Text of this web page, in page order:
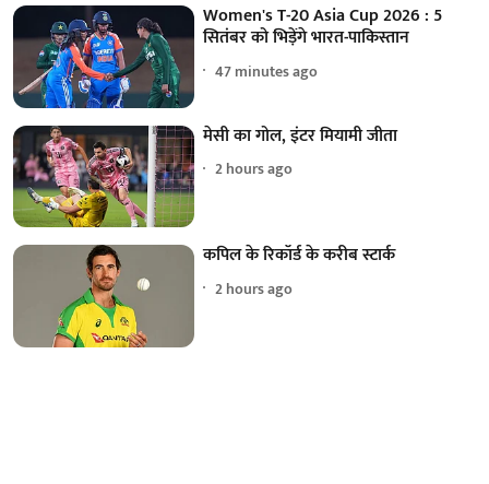
Women's T-20 Asia Cup 2026 : 5
सितंबर को भिड़ेंगे भारत-पाकिस्तान
47 minutes ago
मेसी का गोल, इंटर मियामी जीता
2 hours ago
कपिल के रिकॉर्ड के करीब स्टार्क
2 hours ago